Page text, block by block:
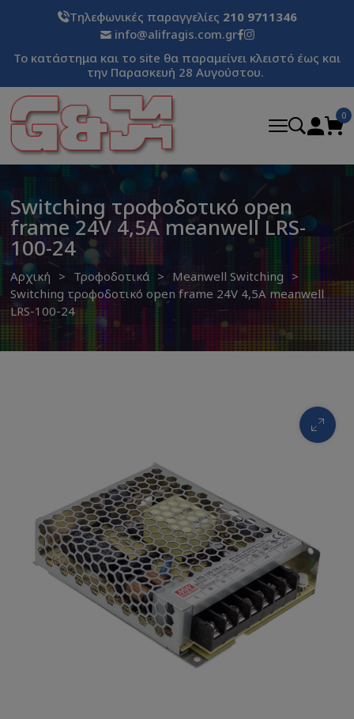
Το κατάστημα και το site θα παραμείνει κλειστό έως και
την Παρασκευή 28 Αυγούστου.
Τηλεφωνικές παραγγελίες 210 9711346
info@alifragis.com.gr
0
Switching τροφοδοτικό open
frame 24V 4,5A meanwell LRS-
100-24
Αρχική Τροφοδοτικά
Meanwell Switching
Switching τροφοδοτικό open frame 24V 4,5A meanwell
LRS-100-24